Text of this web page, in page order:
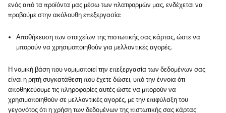
ενός από τα προϊόντα μας μέσω των πλατφορμών μας, ενδέχεται να
προβούμε στην ακόλουθη επεξεργασία:
Αποθήκευση των στοιχείων της πιστωτικής σας κάρτας, ώστε να
μπορούν να χρησιμοποιηθούν για μελλοντικές αγορές.
Η νομική βάση που νομιμοποιεί την επεξεργασία των δεδομένων σας
είναι η ρητή συγκατάθεση που έχετε δώσει, υπό την έννοια ότι
αποθηκεύουμε τις πληροφορίες αυτές ώστε να μπορούν να
χρησιμοποιηθούν σε μελλοντικές αγορές, με την επιφύλαξη του
γεγονότος ότι η χρήση των δεδομένων της πιστωτικής σας κάρτας